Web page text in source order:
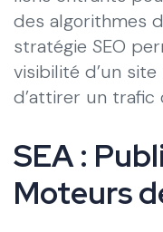
des algorithmes
stratégie SEO
visibilité d’un
d’attirer un trafic
SEA :
Moteurs